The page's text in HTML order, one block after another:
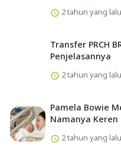
2 tahun yang lalu
Transfer PRCH
Penjelasannya
2 tahun yang lalu
Pamela Bowie
Namanya Keren
2 tahun yang lalu